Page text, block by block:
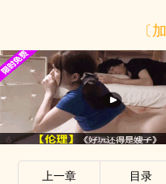
〔
上一章 目录